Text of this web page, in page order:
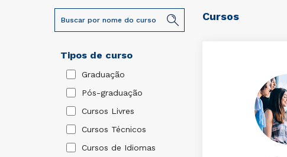
Tipos de curso
Graduação
Pós-graduação
Cursos Livres
Cursos Técnicos
Cursos de Idiomas
Cursos